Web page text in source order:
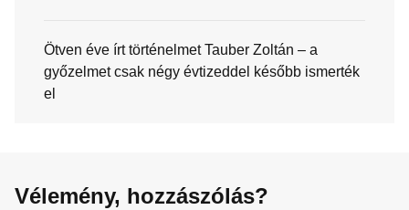
Ötven éve írt történelmet Tauber Zoltán – a
győzelmet csak négy évtizeddel később ismerték
el
Vélemény, hozzászólás?